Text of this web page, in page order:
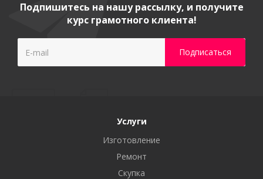
Подпишитесь на нашу рассылку, и получите
курс грамотного клиента!
Услуги
Изготовление
Ремонт
Скупка